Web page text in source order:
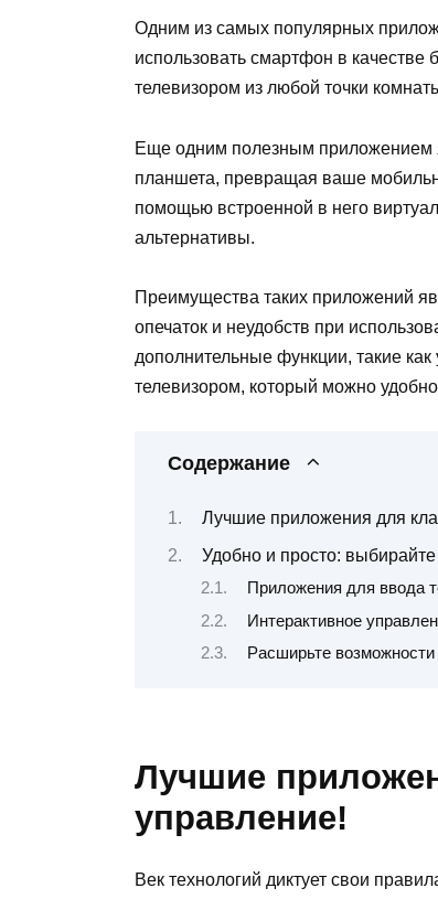
Одним из самых популярных
использовать смартфон в
телевизором из любой точки
Еще одним полезным приложением
планшета, превращая ваше
помощью встроенной в него
альтернативы.
Преимущества таких приложений
опечаток и неудобств при
дополнительные функции, такие
телевизором, который можно
Содержание
Лучшие приложения для
Удобно и просто:
Приложения для ввода
Интерактивное
Расширьте
Лучшие
управление!
Век технологий диктует свои